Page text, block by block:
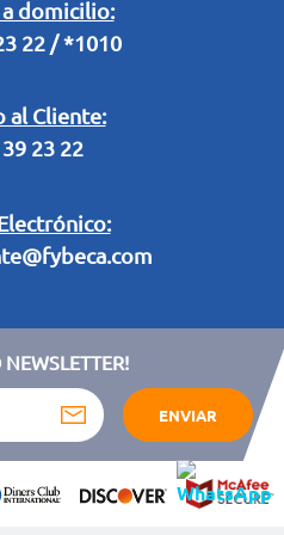
domicilio:
22 / *1010
al Cliente:
23 22
partido de fútbol "Tu ídolo"
NEWSLETTER!
ENVIAR